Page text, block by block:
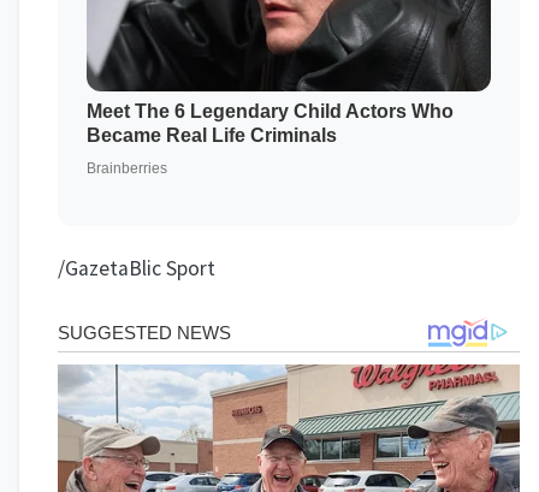
/GazetaBlic Sport